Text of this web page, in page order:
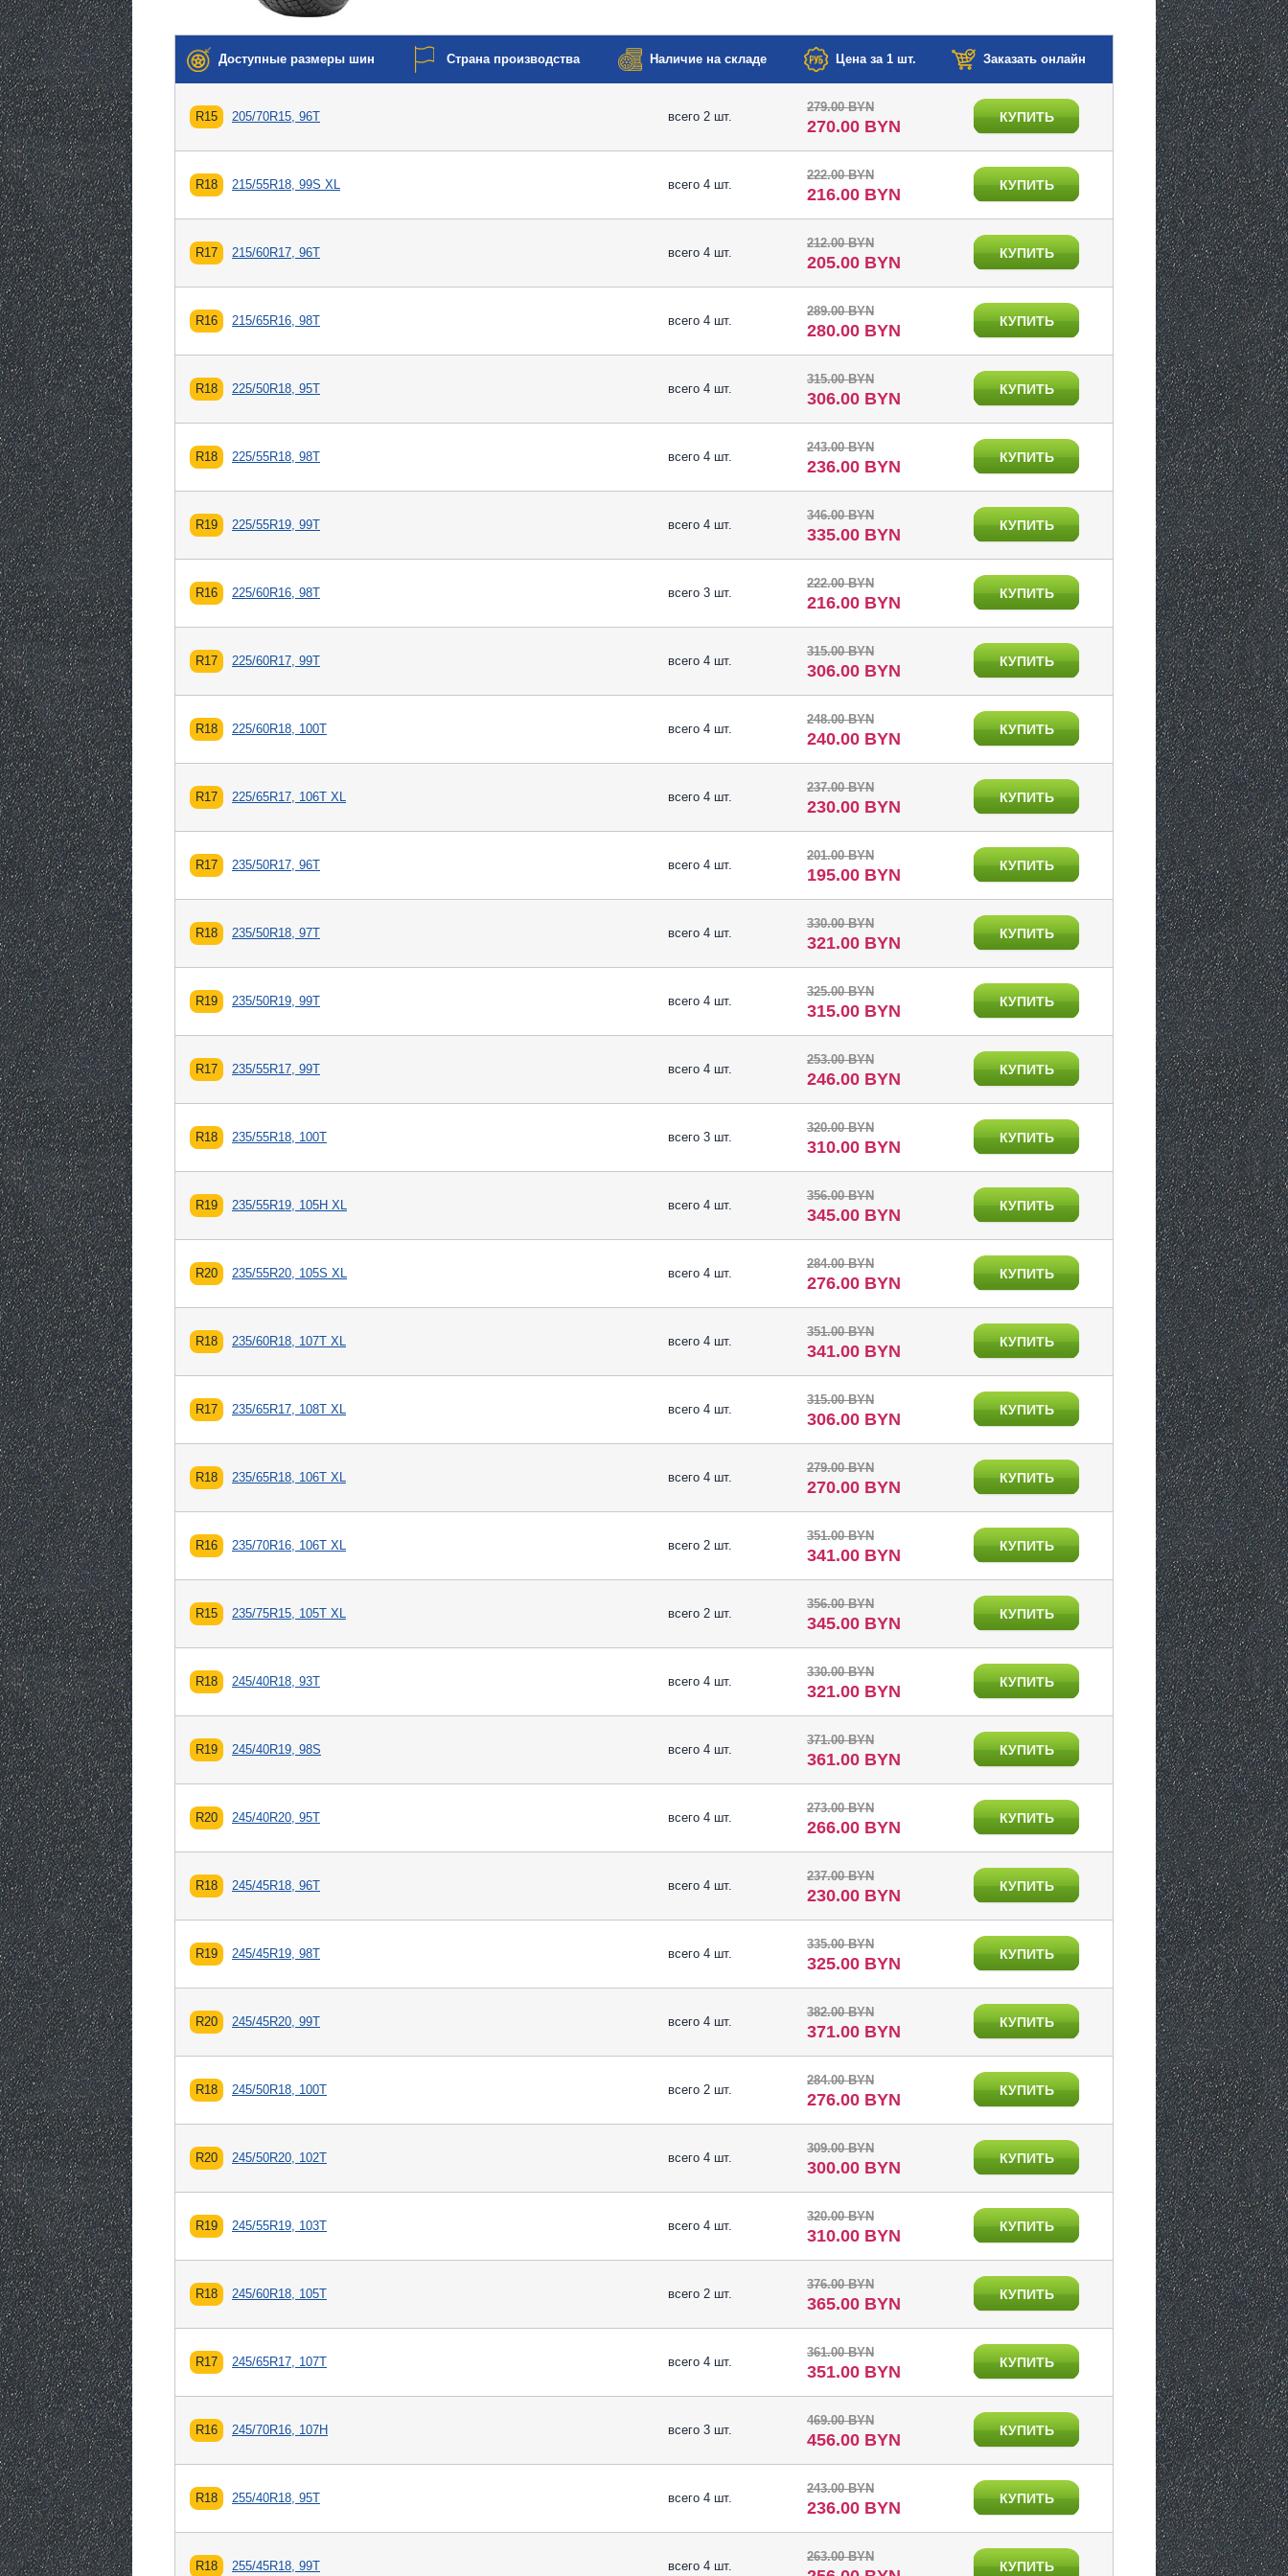
Доступные размеры шин Страна производства Наличие на складе Цена за 1 шт. Заказать онлайн
R15 205/70R15, 96T всего 2 шт.
279.00 BYN
270.00 BYN КУПИТЬ
R18 215/55R18, 99S XL всего 4 шт.
222.00 BYN
216.00 BYN КУПИТЬ
R17 215/60R17, 96T всего 4 шт.
212.00 BYN
205.00 BYN КУПИТЬ
R16 215/65R16, 98T всего 4 шт.
289.00 BYN
280.00 BYN КУПИТЬ
R18 225/50R18, 95T всего 4 шт.
315.00 BYN
306.00 BYN КУПИТЬ
R18 225/55R18, 98T всего 4 шт.
243.00 BYN
236.00 BYN КУПИТЬ
R19 225/55R19, 99T всего 4 шт.
346.00 BYN
335.00 BYN КУПИТЬ
R16 225/60R16, 98T всего 3 шт.
222.00 BYN
216.00 BYN КУПИТЬ
R17 225/60R17, 99T всего 4 шт.
315.00 BYN
306.00 BYN КУПИТЬ
R18 225/60R18, 100T всего 4 шт.
248.00 BYN
240.00 BYN КУПИТЬ
R17 225/65R17, 106T XL всего 4 шт.
237.00 BYN
230.00 BYN КУПИТЬ
R17 235/50R17, 96T всего 4 шт.
201.00 BYN
195.00 BYN КУПИТЬ
R18 235/50R18, 97T всего 4 шт.
330.00 BYN
321.00 BYN КУПИТЬ
R19 235/50R19, 99T всего 4 шт.
325.00 BYN
315.00 BYN КУПИТЬ
R17 235/55R17, 99T всего 4 шт.
253.00 BYN
246.00 BYN КУПИТЬ
R18 235/55R18, 100T всего 3 шт.
320.00 BYN
310.00 BYN КУПИТЬ
R19 235/55R19, 105H XL всего 4 шт.
356.00 BYN
345.00 BYN КУПИТЬ
R20 235/55R20, 105S XL всего 4 шт.
284.00 BYN
276.00 BYN КУПИТЬ
R18 235/60R18, 107T XL всего 4 шт.
351.00 BYN
341.00 BYN КУПИТЬ
R17 235/65R17, 108T XL всего 4 шт.
315.00 BYN
306.00 BYN КУПИТЬ
R18 235/65R18, 106T XL всего 4 шт.
279.00 BYN
270.00 BYN КУПИТЬ
R16 235/70R16, 106T XL всего 2 шт.
351.00 BYN
341.00 BYN КУПИТЬ
R15 235/75R15, 105T XL всего 2 шт.
356.00 BYN
345.00 BYN КУПИТЬ
R18 245/40R18, 93T всего 4 шт.
330.00 BYN
321.00 BYN КУПИТЬ
R19 245/40R19, 98S всего 4 шт.
371.00 BYN
361.00 BYN КУПИТЬ
R20 245/40R20, 95T всего 4 шт.
273.00 BYN
266.00 BYN КУПИТЬ
R18 245/45R18, 96T всего 4 шт.
237.00 BYN
230.00 BYN КУПИТЬ
R19 245/45R19, 98T всего 4 шт.
335.00 BYN
325.00 BYN КУПИТЬ
R20 245/45R20, 99T всего 4 шт.
382.00 BYN
371.00 BYN КУПИТЬ
R18 245/50R18, 100T всего 2 шт.
284.00 BYN
276.00 BYN КУПИТЬ
R20 245/50R20, 102T всего 4 шт.
309.00 BYN
300.00 BYN КУПИТЬ
R19 245/55R19, 103T всего 4 шт.
320.00 BYN
310.00 BYN КУПИТЬ
R18 245/60R18, 105T всего 2 шт.
376.00 BYN
365.00 BYN КУПИТЬ
R17 245/65R17, 107T всего 4 шт.
361.00 BYN
351.00 BYN КУПИТЬ
R16 245/70R16, 107H всего 3 шт.
469.00 BYN
456.00 BYN КУПИТЬ
R18 255/40R18, 95T всего 4 шт.
243.00 BYN
236.00 BYN КУПИТЬ
R18 255/45R18, 99T всего 4 шт.
263.00 BYN
КУПИТЬ